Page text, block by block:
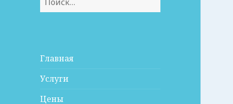
Главная
Услуги
Цены